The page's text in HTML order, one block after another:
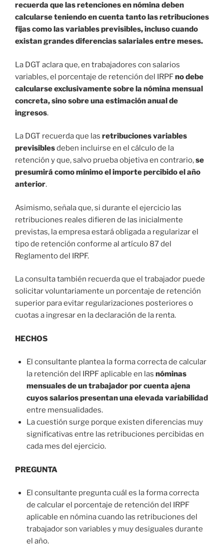
recuerda que las retenciones en nómina deben
calcularse teniendo en cuenta tanto las retribuciones
fijas como las variables previsibles, incluso cuando
existan grandes diferencias salariales entre meses.
La DGT aclara que, en trabajadores con salarios
variables, el porcentaje de retención del IRPFno debe
calcularse exclusivamente sobre la nómina mensual
concreta, sino sobre una estimación anual de
ingresos.
La DGT recuerda que las retribuciones variables
previsiblesdeben incluirse en el cálculo de la
retención y que, salvo prueba objetiva en contrario,se
presumirá como mínimo el importe percibido el año
anterior.
Asimismo, señala que, si durante el ejercicio las
retribuciones reales difieren de las inicialmente
previstas, la empresa estará obligada a regularizar el
tipo de retención conforme al artículo 87 del
Reglamento del IRPF.
La consulta también recuerda que el trabajador puede
solicitar voluntariamente un porcentaje de retención
superior para evitar regularizaciones posteriores o
cuotas a ingresar en la declaración de la renta.
HECHOS
El consultante plantea la forma correcta de calcular
la retención del IRPF aplicable en las nóminas
mensuales de un trabajador por cuenta ajena
cuyos salarios presentan una elevada variabilidad
entre mensualidades.
La cuestión surge porque existen diferencias muy
significativas entre las retribuciones percibidas en
cada mes del ejercicio.
PREGUNTA
El consultante pregunta cuál es la forma correcta
de calcular el porcentaje de retención del IRPF
aplicable en nómina cuando las retribuciones del
trabajador son variables y muy desiguales durante
el año.